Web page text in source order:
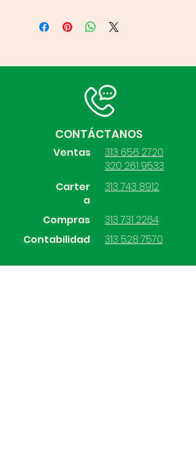
CONTÁCTANOS
Ventas
313 656 2720
320 261 9533
Carter
a
Compras
Contabilidad
313 743 8912
313 731 2264
313 528 7570